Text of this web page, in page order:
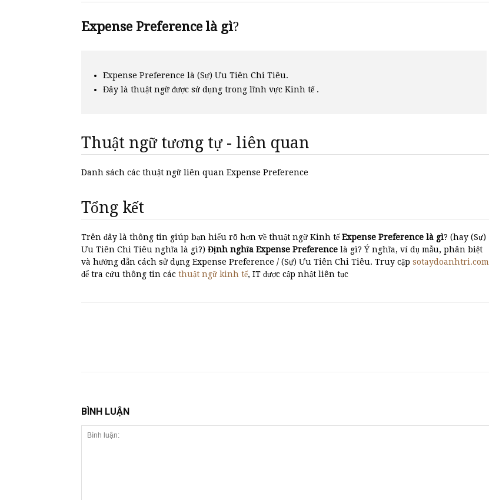
Expense Preference là gì?
Expense Preference là (Sự) Ưu Tiên Chi Tiêu.
Đây là thuật ngữ được sử dụng trong lĩnh vực Kinh tế .
Thuật ngữ tương tự - liên quan
Danh sách các thuật ngữ liên quan Expense Preference
Tổng kết
Trên đây là thông tin giúp bạn hiểu rõ hơn về thuật ngữ Kinh tếExpense Preference là gì? (hay (Sự)
Ưu Tiên Chi Tiêu nghĩa là gì?) Định nghĩa Expense Preference là gì? Ý nghĩa, ví dụ mẫu, phân biệt
và hướng dẫn cách sử dụng Expense Preference / (Sự) Ưu Tiên Chi Tiêu. Truy cập sotaydoanhtri.com
để tra cứu thông tin các thuật ngữ kinh tế, IT được cập nhật liên tục
BÌNH LUẬN